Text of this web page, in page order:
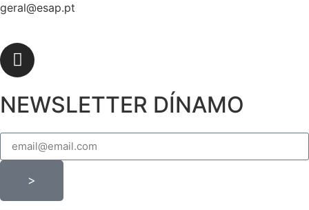
geral@esap.pt
NEWSLETTER DÍNAMO
>